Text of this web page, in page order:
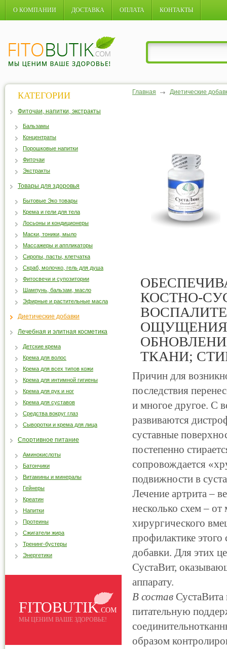
О КОМПАНИИ ДОСТАВКА ОПЛАТА КОНТАКТЫ
Главная Диетические
КОСТНО-
ОЩУЩЕНИЯ
ТКАНИ;
Причин для
последствия
и многое другое. С
развиваются
суставные
постепенно
сопровождается
подвижности в
Лечение артрита –
несколько схем –
хирургического
профилактике этого
добавки. Для этих
СустаВит,
аппарату.
В состав
питательную
образом
КАТЕГОРИИ
Фиточаи, напитки, экстракты
Бальзамы
Концентраты
Порошковые напитки
Фиточаи
Экстракты
Товары для здоровья
Бытовые Эко товары
Крема и гели для тела
Лосьоны и кондиционеры
Маски, тоники, мыло
Массажеры и аппликаторы
Сиропы, пасты, клетчатка
Скраб, молочко, гель для душа
Фитосвечи и супозитории
Шампунь, бальзам, масло
Эфирные и растительные масла
Диетические добавки
Лечебная и элитная косметика
Детские крема
Крема для волос
Крема для всех типов кожи
Крема для интимной гигиены
Крема для рук и ног
Крема для суставов
Средства вокруг глаз
Сыворотки и крема для лица
Спортивное питание
Аминокислоты
Батончики
Витамины и минералы
Гейнеры
Креатин
Напитки
Протеины
Сжигатели жира
Тренинг-бустеры
Энергетики
FITOBUTIK.COM
МЫ ЦЕНИМ ВАШЕ ЗДОРОВЬЕ!